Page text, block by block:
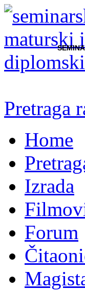
Pretraga
Home
Izrada
Forum